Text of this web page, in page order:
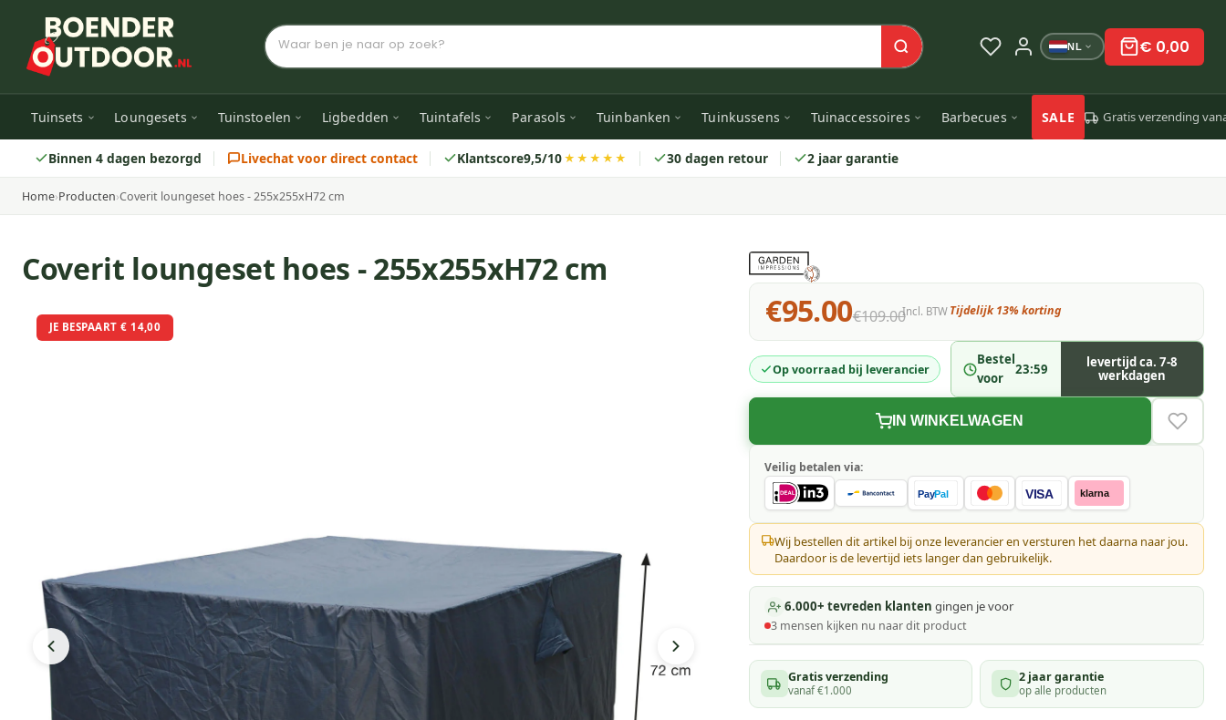
NL € 0,00
Tuinsets Loungesets Tuinstoelen Ligbedden Tuintafels Parasols Tuinbanken Tuinkussens Tuinaccessoires Barbecues SALE Gratis verzending
Binnen 4 dagen bezorgd Livechat voor direct contact Klantscore9,5/10★★★★★ 30 dagen retour 2 jaar garantie
Home›Producten›Coverit loungeset hoes - 255x255xH72 cm
Coverit loungeset hoes - 255x255xH72 cm
JE BESPAART € 14,00 €95.00€109.00Incl. BTW Tijdelijk 13% korting
Op voorraad bij leverancier
Bestel
voor
23:59
levertijd ca. 7-8
werkdagen
IN WINKELWAGEN
Veilig betalen via:
PayPal VISA klarna
Wij bestellen dit artikel bij onze leverancier en versturen het daarna naar jou.
Daardoor is de levertijd iets langer dan gebruikelijk.
6.000+ tevreden klanten gingen je voor
3 mensen kijken nu naar dit product
Gratis verzending
vanaf €1.000
2 jaar garantie
op alle producten